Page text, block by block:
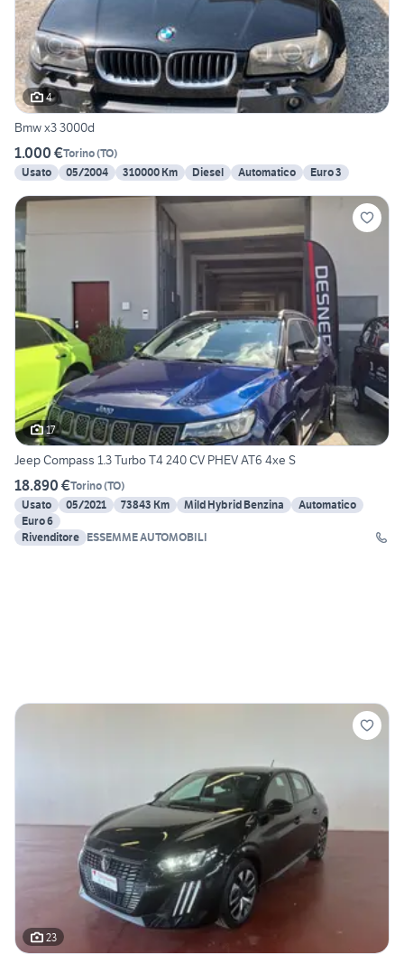
4
Bmw x3 3000d
1.000 €Torino(TO)
Usato
05/2004 310000 Km Diesel Automatico Euro 3
17
Jeep Compass 1.3 Turbo T4 240 CV PHEV AT6 4xe S
18.890 €Torino(TO)
Usato
05/2021 73843 Km Mild Hybrid Benzina
Automatico
Euro 6
Rivenditore ESSEMME AUTOMOBILI
23